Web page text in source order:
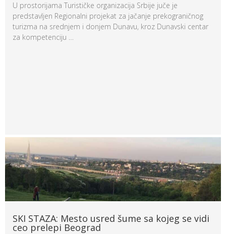
U prostorijama Turističke organizacija Srbije juče je
predstavljen Regionalni projekat za jačanje prekograničnog
turizma na srednjem i donjem Dunavu, kroz Dunavski centar
za kompetenciju …
SKI STAZA: Mesto usred šume sa kojeg se vidi
ceo prelepi Beograd